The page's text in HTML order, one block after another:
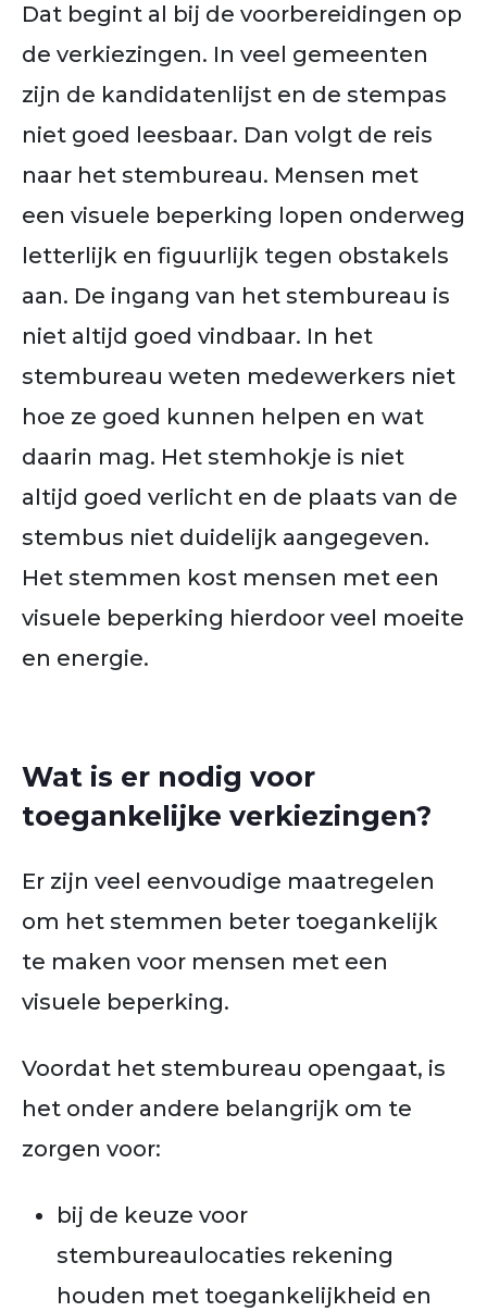
Dat begint al bij de voorbereidingen op
de verkiezingen. In veel gemeenten
zijn de kandidatenlijst en de stempas
niet goed leesbaar. Dan volgt de reis
naar het stembureau. Mensen met
een visuele beperking lopen onderweg
letterlijk en figuurlijk tegen obstakels
aan. De ingang van het stembureau is
niet altijd goed vindbaar. In het
stembureau weten medewerkers niet
hoe ze goed kunnen helpen en wat
daarin mag. Het stemhokje is niet
altijd goed verlicht en de plaats van de
stembus niet duidelijk aangegeven.
Het stemmen kost mensen met een
visuele beperking hierdoor veel moeite
en energie.
Wat is er nodig voor
toegankelijke verkiezingen?
Er zijn veel eenvoudige maatregelen
om het stemmen beter toegankelijk
te maken voor mensen met een
visuele beperking.
Voordat het stembureau opengaat, is
het onder andere belangrijk om te
zorgen voor:
bij de keuze voor
stembureaulocaties rekening
houden met toegankelijkheid en